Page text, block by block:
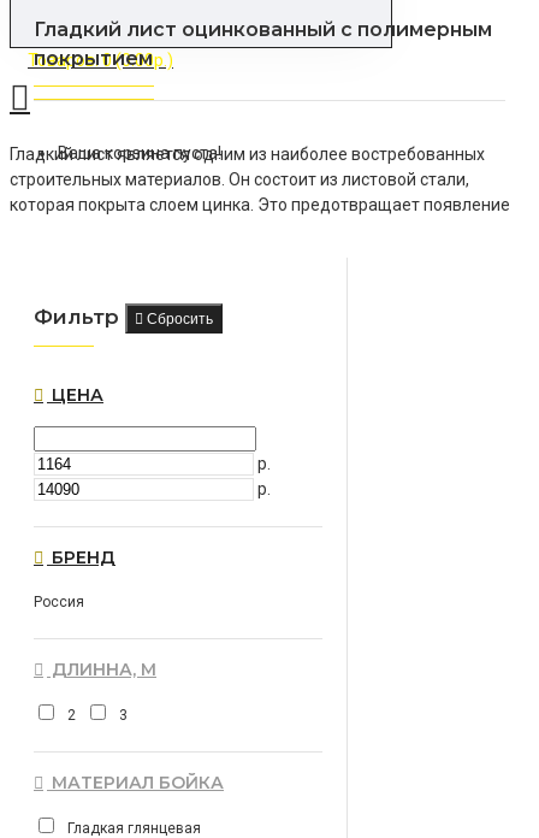
Товаров: 0 (0.00р.)
Ваша корзина пуста!
Гладкий лист оцинкованный с полимерным
покрытием
Гладкий лист является одним из наиболее востребованных
строительных материалов. Он состоит из листовой стали,
которая покрыта слоем цинка. Это предотвращает появление
изделия. Для обеспечения дополнительной защиты и придания
покрытие может присутствовать на одной или на обеих
сторонах листа.
Фильтр Сбросить
ЦЕНА
р.
р.
БРЕНД
Россия
ДЛИННА, М
2 3
МАТЕРИАЛ БОЙКА
Гладкая глянцевая